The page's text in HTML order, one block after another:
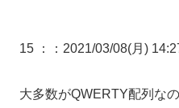
15 ： ：2021/03/08(月)
大多数がQWERTY配列な